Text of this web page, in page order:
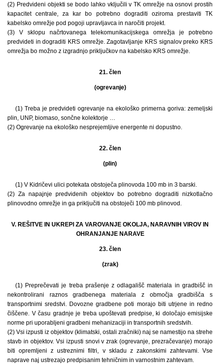
(2) Predvideni objekti se bodo lahko vključili v TK omrežje na osnovi prostih
kapacitet centrale, za kar bo potrebno dograditi oziroma prestaviti TK
kabelsko omrežje pod pogoji upravljavca in naročiti projekt.
(3) V sklopu načrtovanega telekomunikacijskega omrežja je potrebno
predvideti in dograditi KRS omrežje. Zagotavljanje KRS signalov preko KRS
omrežja bo možno z izgradnjo priključkov na kabelsko KRS omrežje.
21. člen
(ogrevanje)
(1) Treba je predvideti ogrevanje na ekološko primerna goriva: zemeljski
plin, UNP, biomaso, sončne kolektorje …
(2) Ogrevanje na ekološko nesprejemljive energente ni dopustno.
22. člen
(plin)
(1) V Kidričevi ulici potekata obstoječa plinovoda 100 mb in 3 barski.
(2) Za napajnje predvidenih objektov bo potrebno dograditi nizkotlačno
plinovodno omrežje in ga priključiti na obstoječi 100 mb plinovod.
V. REŠITVE IN UKREPI ZA VAROVANJE OKOLJA, NARAVNIH VIROV IN
OHRANJANJE NARAVE
23. člen
(zrak)
(1) Preprečevati je treba prašenje z odlagališč materiala in gradbišč in
nekontrolirani raznos gradbenega materiala z območja gradbišča s
transportnimi sredstvi. Dovozne gradbene poti morajo biti utrjene in redno
čiščene. V času gradnje je treba upoštevati predpise, ki določajo emisijske
norme pri uporabljeni gradbeni mehanizaciji in transportnih sredstvih.
(2) Vsi izpusti iz objektov (klimatski, ostali zračniki) naj se namestijo na strehe
stavb in objektov. Vsi izpusti snovi v zrak (ogrevanje, prezračevanje) morajo
biti opremljeni z ustreznimi filtri, v skladu z zakonskimi zahtevami. Vse
naprave naj ustrezajo predpisanim tehničnim in varnostnim zahtevam.